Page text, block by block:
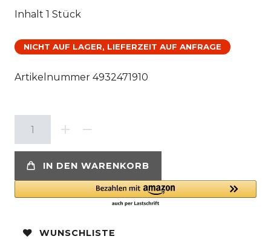
Inhalt 1 Stück
NICHT AUF LAGER, LIEFERZEIT AUF ANFRAGE
Artikelnummer 4932471910
IN DEN WARENKORB
WUNSCHLISTE